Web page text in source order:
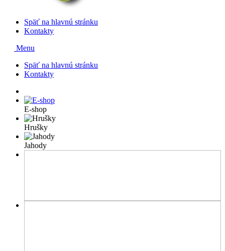
Späť na hlavnú stránku
Kontakty
Menu
Späť na hlavnú stránku
Kontakty
E-shop
Hrušky
Jahody